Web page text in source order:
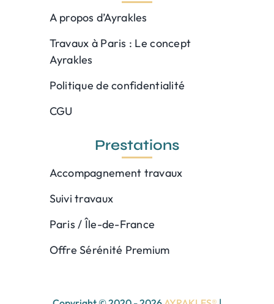
A propos d’Ayrakles
Travaux à Paris : Le concept
Ayrakles
Politique de confidentialité
CGU
Prestations
Accompagnement travaux
Suivi travaux
Paris / Île-de-France
Offre Sérénité Premium